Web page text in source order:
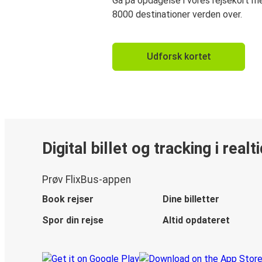
8000 destinationer verden over.
Udforsk kortet
Digital billet og tracking i
Prøv FlixBus-appen
Book rejser
Dine billetter
Spor din rejse
Altid opdateret